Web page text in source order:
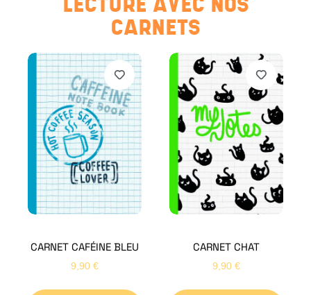
CARNETS
CARNET CAFÉINE BLEU
9,90 €
CARNET CHAT
9,90 €